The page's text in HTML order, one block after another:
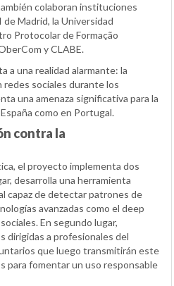
colaboran instituciones
Madrid, la Universidad
Protocolar de Formação
y CLABE.
a una realidad alarmante: la
redes sociales durante los
una amenaza significativa para la
como en Portugal.
contra la
el proyecto implementa dos
desarrolla una herramienta
capaz de detectar patrones de
avanzadas como el deep
En segundo lugar,
dirigidas a profesionales del
que luego transmitirán este
para fomentar un uso responsable